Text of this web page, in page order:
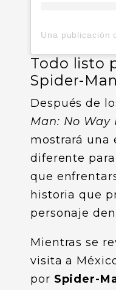
Todo listo
Spider-Man
Después de
Man: No Way
mostrará una
diferente
que
historia que
personaje
Mientras se
visita a
por Spider-